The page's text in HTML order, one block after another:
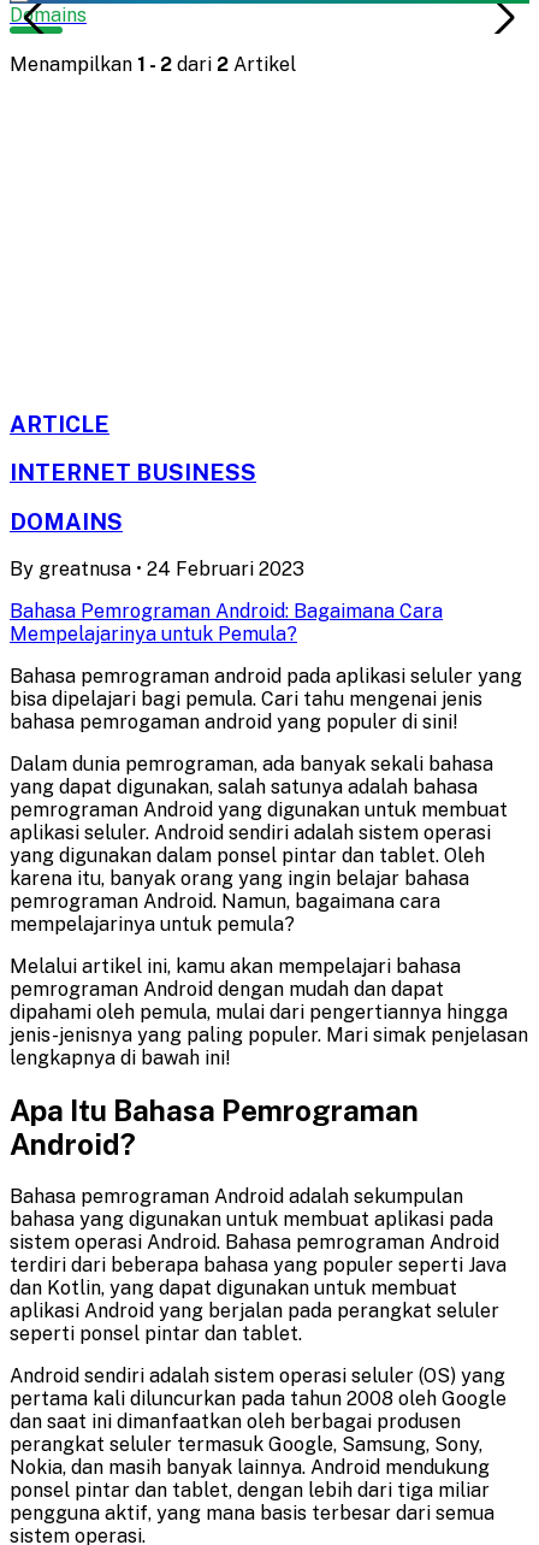
Domains
Menampilkan 1 - 2 dari 2 Artikel
ARTICLE
INTERNET BUSINESS
DOMAINS
By greatnusa • 24 Februari 2023
Bahasa Pemrograman Android: Bagaimana Cara
Mempelajarinya untuk Pemula?
Bahasa pemrograman android pada aplikasi seluler yang
bisa dipelajari bagi pemula. Cari tahu mengenai jenis
bahasa pemrogaman android yang populer di sini!
Dalam dunia pemrograman, ada banyak sekali bahasa
yang dapat digunakan, salah satunya adalah bahasa
pemrograman Android yang digunakan untuk membuat
aplikasi seluler. Android sendiri adalah sistem operasi
yang digunakan dalam ponsel pintar dan tablet. Oleh
karena itu, banyak orang yang ingin belajar bahasa
pemrograman Android. Namun, bagaimana cara
mempelajarinya untuk pemula?
Melalui artikel ini, kamu akan mempelajari bahasa
pemrograman Android dengan mudah dan dapat
dipahami oleh pemula, mulai dari pengertiannya hingga
jenis-jenisnya yang paling populer. Mari simak penjelasan
lengkapnya di bawah ini!
Apa Itu Bahasa Pemrograman
Android?
Bahasa pemrograman Android adalah sekumpulan
bahasa yang digunakan untuk membuat aplikasi pada
sistem operasi Android. Bahasa pemrograman Android
terdiri dari beberapa bahasa yang populer seperti Java
dan Kotlin, yang dapat digunakan untuk membuat
aplikasi Android yang berjalan pada perangkat seluler
seperti ponsel pintar dan tablet.
Android sendiri adalah sistem operasi seluler (OS) yang
pertama kali diluncurkan pada tahun 2008 oleh Google
dan saat ini dimanfaatkan oleh berbagai produsen
perangkat seluler termasuk Google, Samsung, Sony,
Nokia, dan masih banyak lainnya. Android mendukung
ponsel pintar dan tablet, dengan lebih dari tiga miliar
pengguna aktif, yang mana basis terbesar dari semua
sistem operasi.